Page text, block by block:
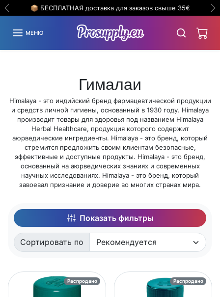
Пропустить до содержания
📦 БЕСПЛАТНАЯ доставка для заказов свыше 35€
Предыдущий
МЕНЮ
Гималаи
Himalaya - это индийский бренд фармацевтической продукции
и средств личной гигиены, основанный в 1930 году. Himalaya
производит товары для здоровья под названием Himalaya
Herbal Healthcare, продукция которого содержит
аюрведические ингредиенты. Himalaya - это бренд, который
стремится предложить своим клиентам безопасные,
эффективные и доступные продукты. Himalaya - это бренд,
основанный на аюрведических знаниях и современных
научных исследованиях. Himalaya - это бренд, который
завоевал признание и доверие во многих странах мира.
Показать фильтры
Сортировать по
Распродано Распродано